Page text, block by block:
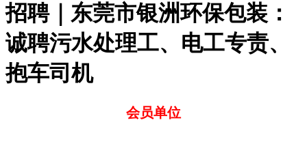
招聘｜东莞市银洲环保包装：
诚聘污水处理工、电工专责、
抱车司机
会员单位